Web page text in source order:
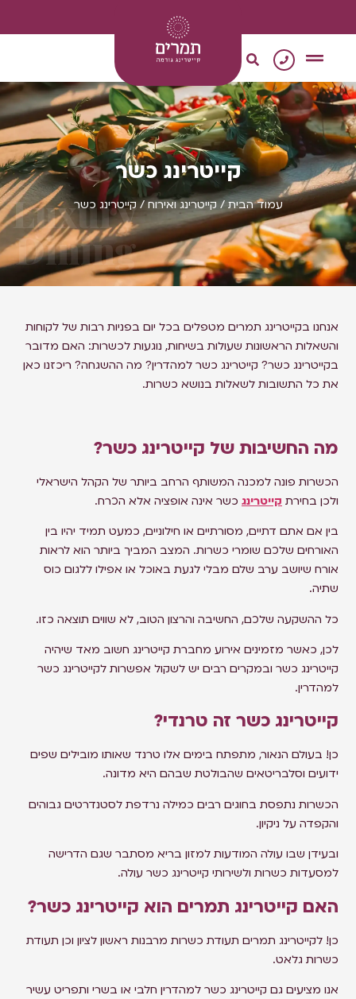
קייטרינג כשר
Luxury
Dining
עמוד הבית /קייטרינג ואירוח/ קייטרינג כשר
אנחנו בקייטרינג תמרים מטפלים בכל יום בפניות רבות של לקוחות
והשאלות הראשונות שעולות בשיחות, נוגעות לכשרות: האם מדובר
בקייטרינג כשר? קייטרינג כשר למהדרין? מה ההשגחה? ריכזנו כאן
את כל התשובות לשאלות בנושא כשרות.
מה החשיבות של קייטרינג כשר?​
הכשרות פונה למכנה המשותף הרחב ביותר של הקהל הישראלי
ולכן בחירת קייטרינג כשר אינה אופציה אלא הכרח.
בין אם אתם דתיים, מסורתיים או חילוניים, כמעט תמיד יהיו בין
האורחים שלכם שומרי כשרות. המצב המביך ביותר הוא לראות
אורח שיושב ערב שלם מבלי לגעת באוכל או אפילו ללגום כוס
שתיה.
כל ההשקעה שלכם, החשיבה והרצון הטוב, לא שווים תוצאה כזו.
לכן, כאשר מזמינים אירוע מחברת קייטרינג חשוב מאד שיהיה
קייטרינג כשר ובמקרים רבים יש לשקול אפשרות לקייטרינג כשר
למהדרין.
קייטרינג כשר זה טרנדי?
כן! בעולם הנאור, מתפתח בימים אלו טרנד שאותו מובילים שפים
ידועים וסלבריטאים שהבולטת שבהם היא מדונה.
הכשרות נתפסת בחוגים רבים כמילה נרדפת לסטנדרטים גבוהים
והקפדה על ניקיון.
ובעידן שבו עולה המודעות למזון בריא מסתבר שגם הדרישה
למסעדות כשרות ולשירותי קייטרינג כשר עולה.
האם קייטרינג תמרים הוא קייטרינג כשר?
כן! לקייטרינג תמרים תעודת כשרות מרבנות ראשון לציון וכן תעודת
כשרות גלאט.
אנו מציעים גם קייטרינג כשר למהדרין חלבי או בשרי ותפריט עשיר